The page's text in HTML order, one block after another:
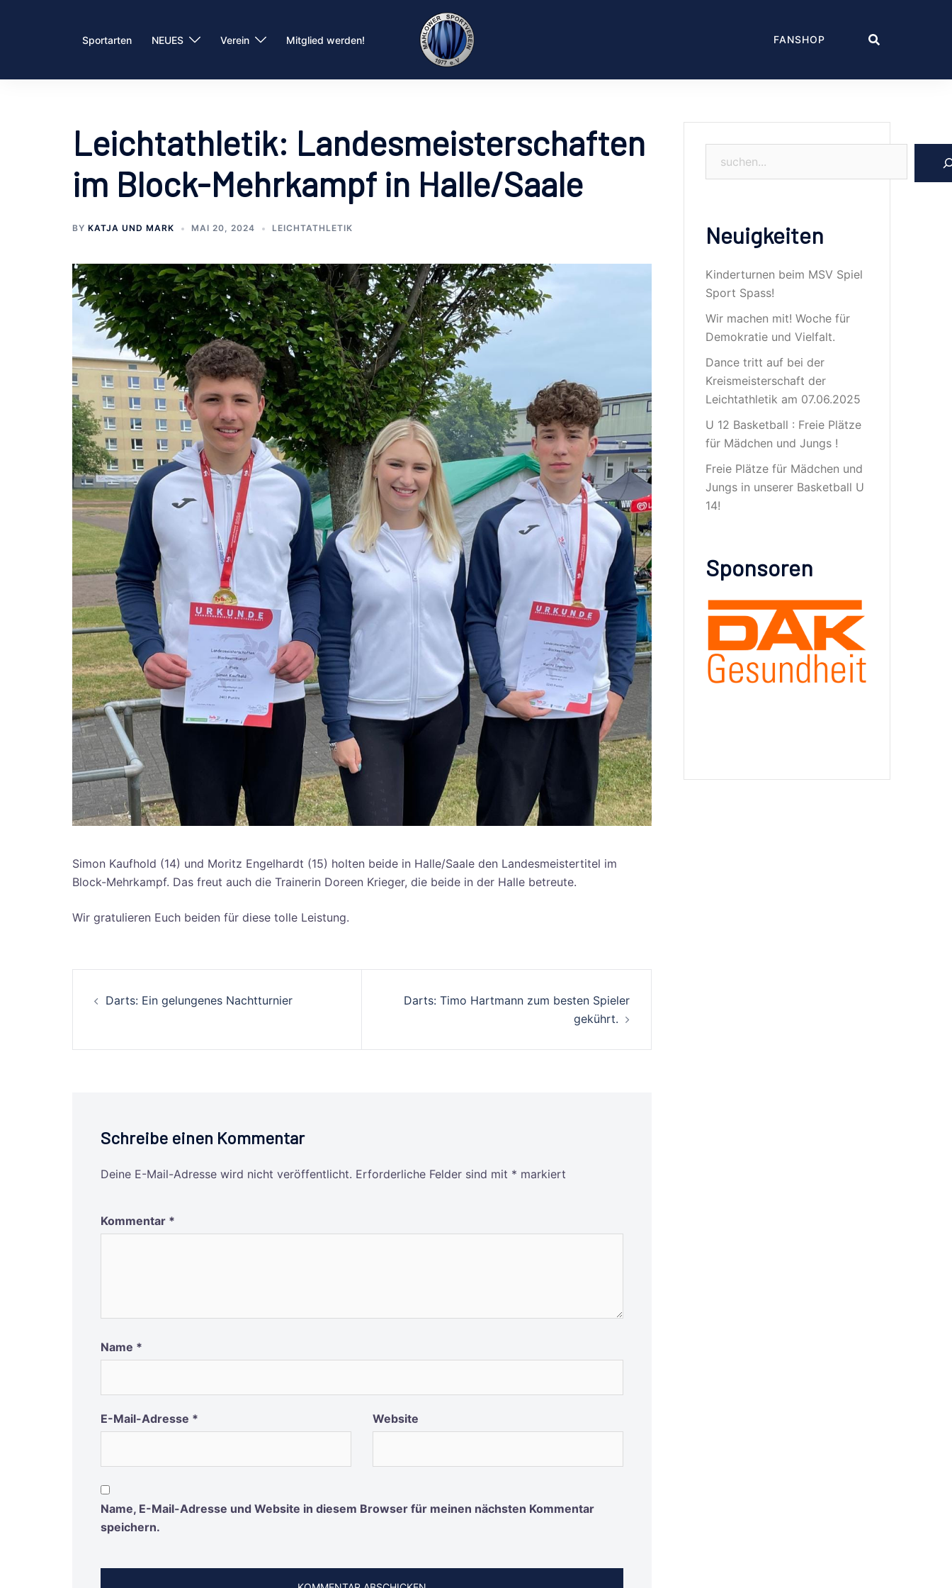
Sportarten NEUES Verein Mitglied werden! FANSHOP
Leichtathletik: Landesmeisterschaften
im Block-Mehrkampf in Halle/Saale
BY KATJA UND MARK MAI 20, 2024 LEICHTATHLETIK
Simon Kaufhold (14) und Moritz Engelhardt (15) holten beide in Halle/Saale den Landesmeistertitel im
Block-Mehrkampf. Das freut auch die Trainerin Doreen Krieger, die beide in der Halle betreute.
Wir gratulieren Euch beiden für diese tolle Leistung.
Darts: Ein gelungenes Nachtturnier
Darts: Timo Hartmann zum besten Spieler
gekührt.
Schreibe einen Kommentar
Deine E-Mail-Adresse wird nicht veröffentlicht. Erforderliche Felder sind mit * markiert
Kommentar *
Name *
E-Mail-Adresse * Website
Name, E-Mail-Adresse und Website in diesem Browser für meinen nächsten Kommentar
speichern.
Neuigkeiten
Kinderturnen beim MSV Spiel
Sport Spass!
Wir machen mit! Woche für
Demokratie und Vielfalt.
Dance tritt auf bei der
Kreismeisterschaft der
Leichtathletik am 07.06.2025
U 12 Basketball : Freie Plätze
für Mädchen und Jungs !
Freie Plätze für Mädchen und
Jungs in unserer Basketball U
14!
Sponsoren